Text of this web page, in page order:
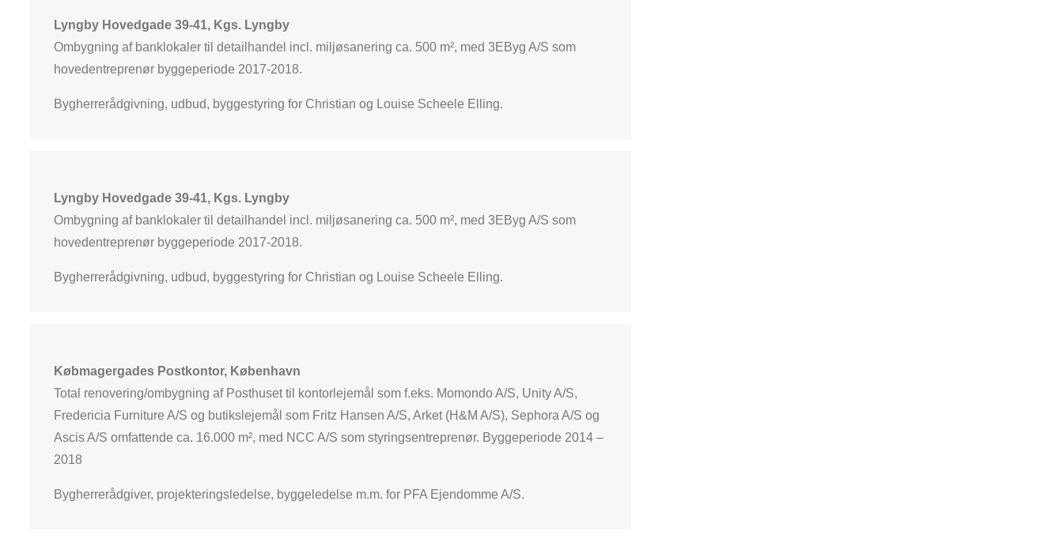
Lyngby Hovedgade 39-41, Kgs. Lyngby
Ombygning af banklokaler til detailhandel incl. miljøsanering ca. 500 m², med 3EByg A/S som
hovedentreprenør byggeperiode 2017-2018.
Bygherrerådgivning, udbud, byggestyring for Christian og Louise Scheele Elling.
Lyngby Hovedgade 39-41, Kgs. Lyngby
Ombygning af banklokaler til detailhandel incl. miljøsanering ca. 500 m², med 3EByg A/S som
hovedentreprenør byggeperiode 2017-2018.
Bygherrerådgivning, udbud, byggestyring for Christian og Louise Scheele Elling.
Købmagergades Postkontor, København
Total renovering/ombygning af Posthuset til kontorlejemål som f.eks. Momondo A/S, Unity A/S,
Fredericia Furniture A/S og butikslejemål som Fritz Hansen A/S, Arket (H&M A/S), Sephora A/S og
Ascis A/S omfattende ca. 16.000 m², med NCC A/S som styringsentreprenør. Byggeperiode 2014 –
2018
Bygherrerådgiver, projekteringsledelse, byggeledelse m.m. for PFA Ejendomme A/S.